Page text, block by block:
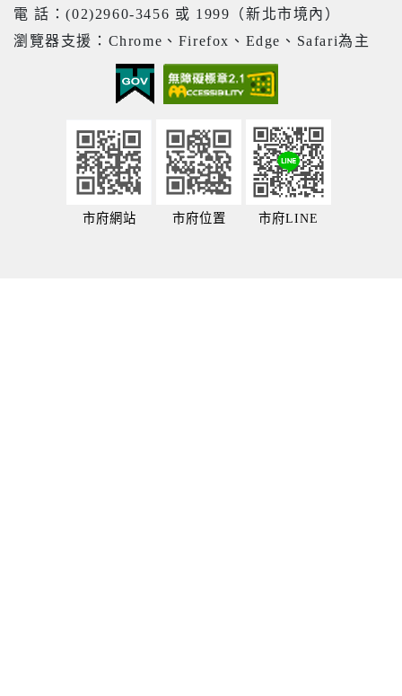
電 話：(02)2960-3456 或 1999（新北市境內）
瀏覽器支援：Chrome、Firefox、Edge、Safari為主
市府網站 市府位置 市府LINE